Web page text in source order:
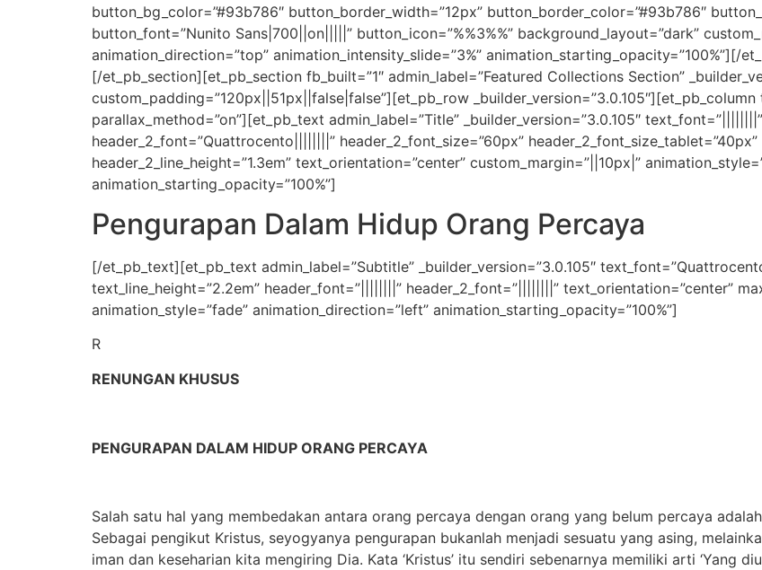
button_bg_color=”#93b786″ button_border_width=”12px” button_border_color=”#93b786″
button_font=”Nunito Sans|700||on|||||” button_icon=”%%3%%” background_layout=”dark”
animation_direction=”top” animation_intensity_slide=”3%” animation_starting_opacity=”100%”][/
[/et_pb_section][et_pb_section fb_built=”1″ admin_label=”Featured Collections Section”
custom_padding=”120px||51px||false|false”][et_pb_row _builder_version=”3.0.105″][et_pb_column
parallax_method=”on”][et_pb_text admin_label=”Title” _builder_version=”3.0.105″
header_2_font=”Quattrocento||||||||” header_2_font_size=”60px”
header_2_line_height=”1.3em” text_orientation=”center” custom_margin=”||10px|”
animation_starting_opacity=”100%”]
Pengurapan Dalam Hidup Orang Percaya
[/et_pb_text][et_pb_text admin_label=”Subtitle” _builder_version=”3.0.105″
text_line_height=”2.2em” header_font=”||||||||” header_2_font=”||||||||” text_orientation=”center”
animation_style=”fade” animation_direction=”left” animation_starting_opacity=”100%”]
R
RENUNGAN KHUSUS
PENGURAPAN DALAM HIDUP ORANG PERCAYA
Salah satu hal yang membedakan antara orang percaya dengan orang yang belum percaya
Sebagai pengikut Kristus, seyogyanya pengurapan bukanlah menjadi sesuatu yang asing,
iman dan keseharian kita mengiring Dia. Kata ‘Kristus’ itu sendiri sebenarnya memiliki arti ‘Yang